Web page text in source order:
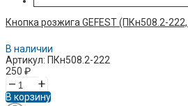
Кнопка розжига GEFEST (ПКн508.2-
В наличии
Артикул: ПКн508.2-222
250 ₽
– +
В корзину